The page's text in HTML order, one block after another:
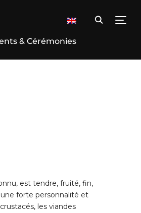
& Cérémonies
est tendre, fruité, fin,
forte personnalité et
les viandes